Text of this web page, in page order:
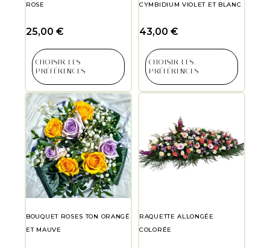
ROSE
25,00 €
CHOISIR LES
PRÉFÉRENCES
CYMBIDIUM VIOLET ET BLANC
43,00 €
CHOISIR LES
PRÉFÉRENCES
BOUQUET ROSES TON ORANGÉ
ET MAUVE
RAQUETTE ALLONGÉE
COLORÉE